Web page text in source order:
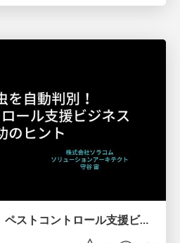
害獣害虫を自動判別！ ペストコントロール支援ビジネス成功のヒント【SORACOM Discovery 2026】